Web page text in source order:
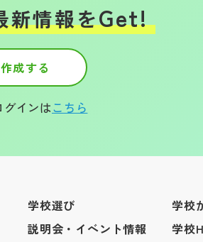
新情報をGet!
成する
インはこちら
学校選び
説明会・イベント情報
学校
学校